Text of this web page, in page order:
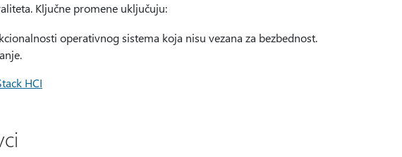
Ključne promene uključuju:
operativnog sistema koja nisu vezana za bezbednost.
HCI